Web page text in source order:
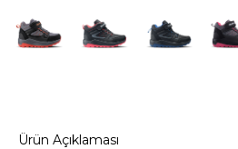
Ürün Açıklaması